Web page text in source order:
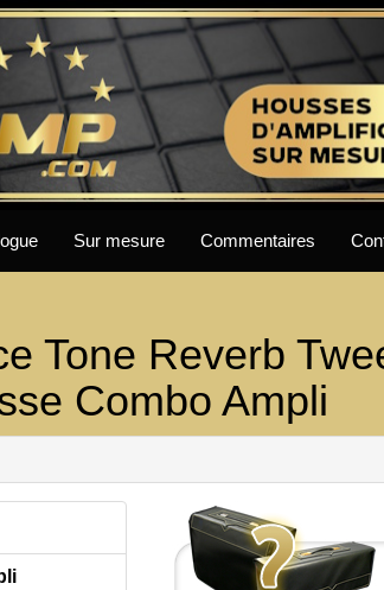
Sur mesure Commentaires
Tone Reverb
Combo Ampli